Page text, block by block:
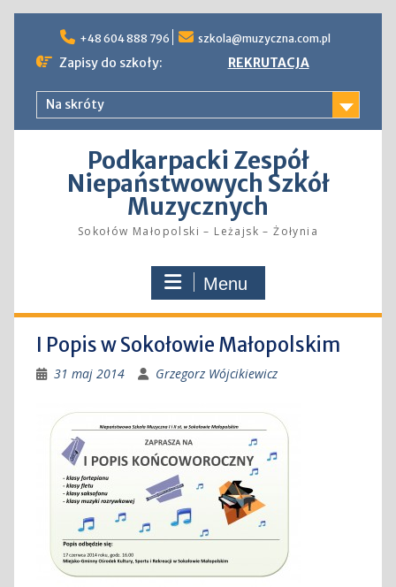
content
+48 604 888 796 szkola@muzyczna.com.pl
Zapisy do szkoły: REKRUTACJA
Na skróty
Podkarpacki Zespół
Niepaństwowych Szkół
Muzycznych
Sokołów Małopolski – Leżajsk – Żołynia
Menu
I Popis w Sokołowie Małopolskim
31 maj 2014 Grzegorz Wójcikiewicz